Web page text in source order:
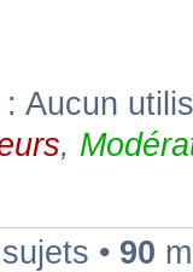
Aucun
,
sujets • 90